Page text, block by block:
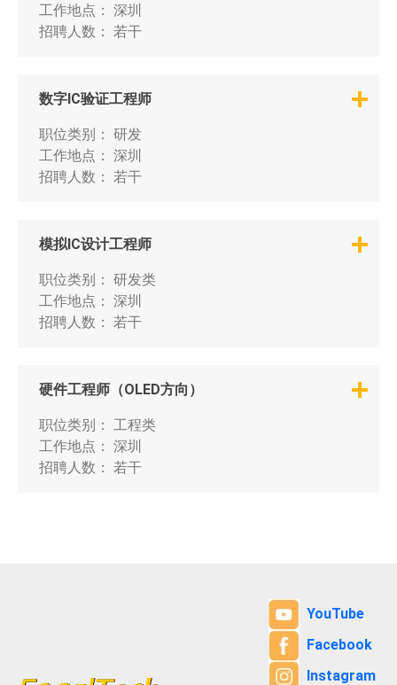
工作地点： 深圳
招聘人数： 若干
数字IC验证工程师
职位类别： 研发
工作地点： 深圳
招聘人数： 若干
模拟IC设计工程师
职位类别： 研发类
工作地点： 深圳
招聘人数： 若干
硬件工程师（OLED方向）
职位类别： 工程类
工作地点： 深圳
招聘人数： 若干
YouTube
Facebook
Instagram